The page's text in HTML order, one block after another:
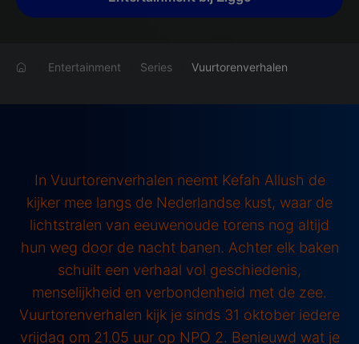
Entertainment Series Vuurtorenverhalen
In Vuurtorenverhalen neemt Kefah Allush de
kijker mee langs de Nederlandse kust, waar de
lichtstralen van eeuwenoude torens nog altijd
hun weg door de nacht banen. Achter elk baken
schuilt een verhaal vol geschiedenis,
menselijkheid en verbondenheid met de zee.
Vuurtorenverhalen kijk je sinds 31 oktober iedere
vrijdag om 21.05 uur op NPO 2. Benieuwd wat je